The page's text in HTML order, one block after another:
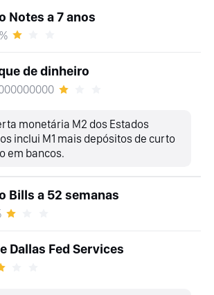
Notes a 7 anos
de dinheiro
monetária M2 dos Estados
inclui M1 mais depósitos de curto
em bancos.
Bills a 52 semanas
Dallas Fed Services